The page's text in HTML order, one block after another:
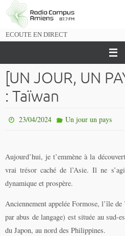
Passer
vers
ECOUTE EN DIRECT
[UN JOUR, UN
: Taïwan
23/04/2024 Un jour un pays
Aujourd’hui, je t’emmène à la
vrai trésor caché de l’Asie. Il ne
dynamique et prospère.
Anciennement appelée Formose, l’île
par abus de langage) est située au sud-
du Japon, au nord des Philippines.